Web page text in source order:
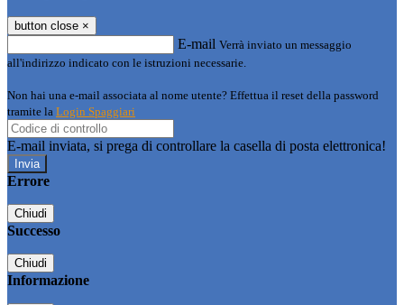
button close ×
E-mail Verrà inviato un messaggio
all'indirizzo indicato con le istruzioni necessarie.
Non hai una e-mail associata al nome utente? Effettua il reset della password
tramite la Login Spaggiari
E-mail inviata, si prega di controllare la casella di posta elettronica!
Errore
Chiudi
Successo
Chiudi
Informazione